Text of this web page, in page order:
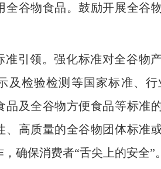
全谷物食品。鼓励开展全谷
准引领。强化标准对全谷物
及检验检测等国家标准、
品及全谷物方便食品等标准
、高质量的全谷物团体标准
确保消费者“舌尖上的安全”